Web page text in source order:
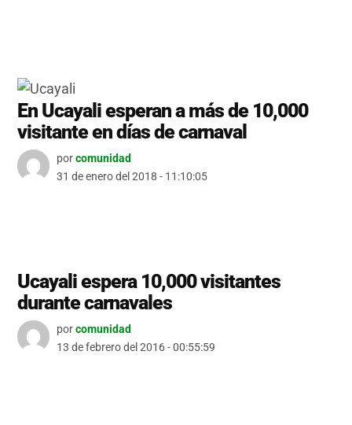
En Ucayali esperan a más de 10,000
visitante en días de carnaval
porcomunidad
31 de enero del 2018 - 11:10:05
Ucayali espera 10,000 visitantes
durante carnavales
porcomunidad
13 de febrero del 2016 - 00:55:59